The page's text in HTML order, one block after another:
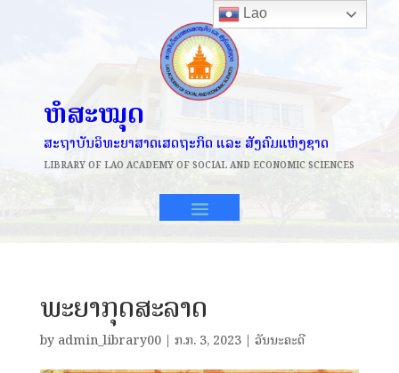
ຫໍສະໝຸດ
ສະຖາບັນວິທະຍາສາດເສດຖະກິດ ແລະ ສັງຄົມແຫ່ງຊາດ
LIBRARY OF LAO ACADEMY OF SOCIAL AND ECONOMIC SCIENCES
ພະຍາກຸດສະລາດ
by admin_library00| ​ກ.ກ. 3, 2023| ວັນນະຄະດີ
Lao